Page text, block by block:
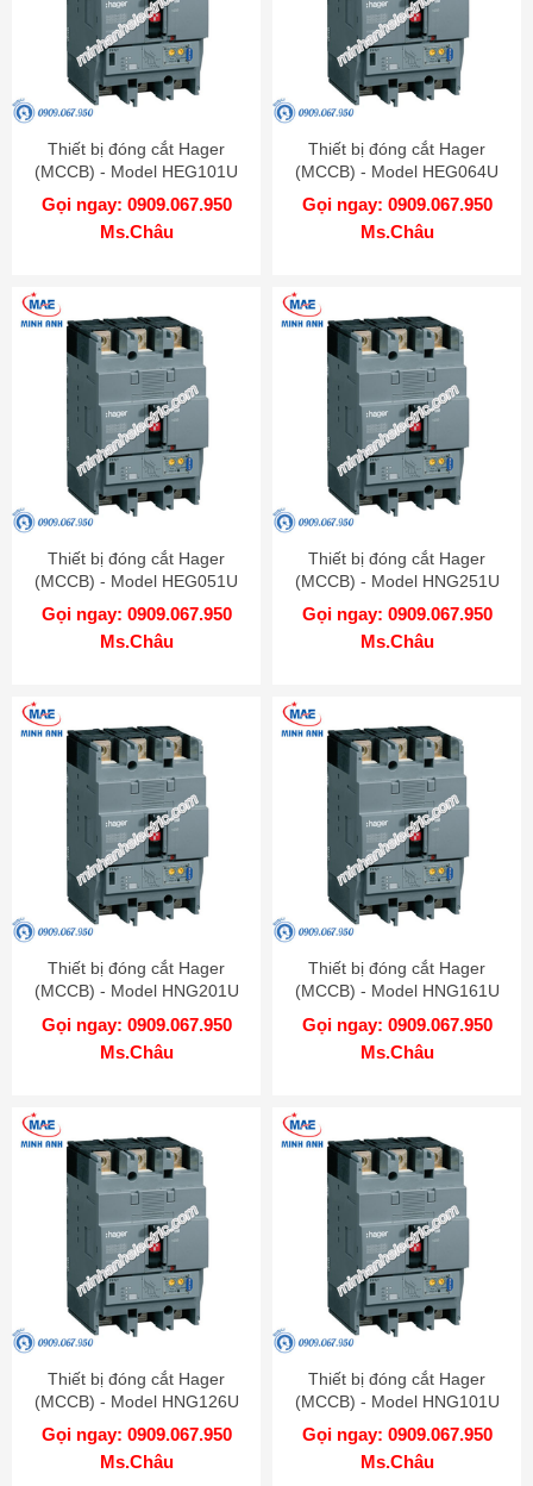
Thiết bị đóng cắt Hager
(MCCB) - Model HEG101U
Gọi ngay: 0909.067.950
Ms.Châu
Thiết bị đóng cắt Hager
(MCCB) - Model HEG064U
Gọi ngay: 0909.067.950
Ms.Châu
Thiết bị đóng cắt Hager
(MCCB) - Model HEG051U
Gọi ngay: 0909.067.950
Ms.Châu
Thiết bị đóng cắt Hager
(MCCB) - Model HNG251U
Gọi ngay: 0909.067.950
Ms.Châu
Thiết bị đóng cắt Hager
(MCCB) - Model HNG201U
Gọi ngay: 0909.067.950
Ms.Châu
Thiết bị đóng cắt Hager
(MCCB) - Model HNG161U
Gọi ngay: 0909.067.950
Ms.Châu
Thiết bị đóng cắt Hager
(MCCB) - Model HNG126U
Gọi ngay: 0909.067.950
Ms.Châu
Thiết bị đóng cắt Hager
(MCCB) - Model HNG101U
Gọi ngay: 0909.067.950
Ms.Châu